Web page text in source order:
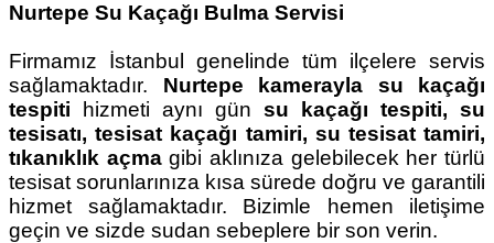
Nurtepe Su Kaçağı Bulma Servisi
Firmamız İstanbul genelinde tüm ilçelere servis
sağlamaktadır. Nurtepe kamerayla su kaçağı
tespiti hizmeti aynı gün su kaçağı tespiti, su
tesisatı, tesisat kaçağı tamiri, su tesisat tamiri,
tıkanıklık açmagibi aklınıza gelebilecek her türlü
tesisat sorunlarınıza kısa sürede doğru ve garantili
hizmet sağlamaktadır. Bizimle hemen iletişime
geçin ve sizde sudan sebeplere bir son verin.